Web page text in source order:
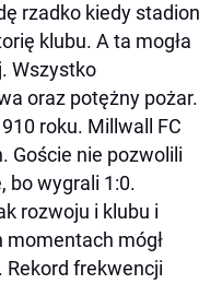
rzadko kiedy stadion
klubu. A ta mogła
Wszystko
oraz potężny pożar.
roku. Millwall FC
Goście nie pozwolili
bo wygrali 1:0.
rozwoju i klubu i
mógł
Rekord frekwencji